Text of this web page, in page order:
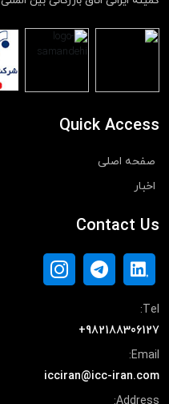
Quick Access
صفحه اصلی
اخبار
Contact Us
Tel:
+982188306127
Email:
icciran@icc-iran.com